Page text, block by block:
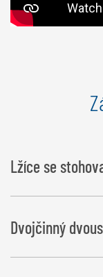
Lžíce se
Dvojčinný